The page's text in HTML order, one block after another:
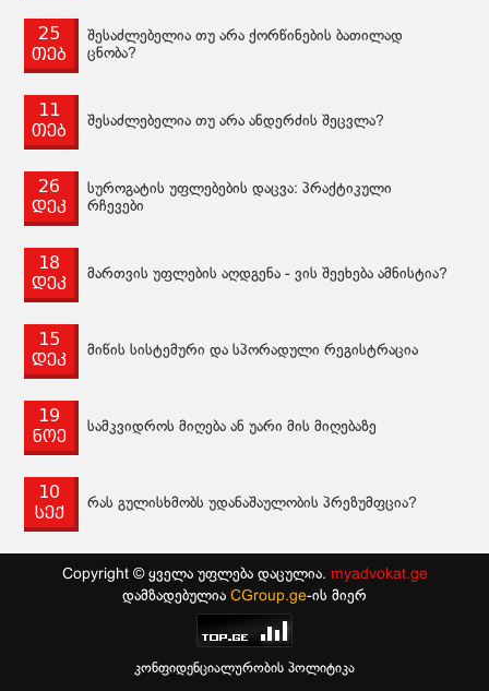
25
თებ
შესაძლებელია თუ არა ქორწინების ბათილად
ცნობა?
11
თებ
შესაძლებელია თუ არა ანდერძის შეცვლა?
26
დეკ
სუროგატის უფლებების დაცვა: პრაქტიკული
რჩევები
18
დეკ
მართვის უფლების აღდგენა - ვის შეეხება ამნისტია?
15
დეკ
მიწის სისტემური და სპორადული რეგისტრაცია
19
ნოე
სამკვიდროს მიღება ან უარი მის მიღებაზე
10
სექ
რას გულისხმობს უდანაშაულობის პრეზუმფცია?
Copyright © ყველა უფლება დაცულია. myadvokat.ge
დამზადებულია CGroup.ge-ის მიერ
კონფიდენციალურობის პოლიტიკა